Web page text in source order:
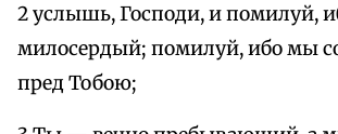
2 услышь, Господи, и помилуй,
милосердый; помилуй, ибо мы
пред Тобою;